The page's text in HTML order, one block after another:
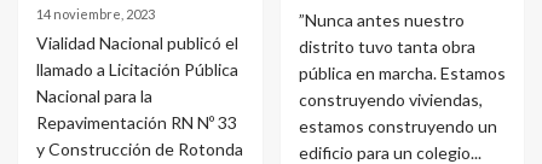
14 noviembre, 2023
Vialidad Nacional publicó el
llamado a Licitación Pública
Nacional para la
Repavimentación RN Nº 33
y Construcción de Rotonda
”Nunca antes nuestro
distrito tuvo tanta obra
pública en marcha. Estamos
construyendo viviendas,
estamos construyendo un
edificio para un colegio...